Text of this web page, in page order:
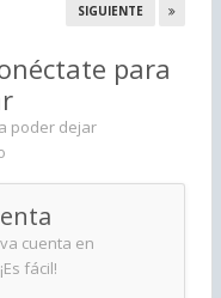
SIGUIENTE
para
poder dejar
cuenta en
fácil!